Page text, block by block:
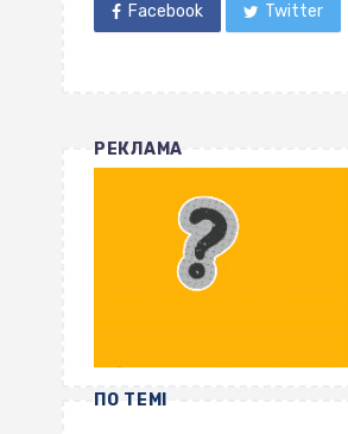
Facebook Twitter
РЕКЛАМА
ПО ТЕМІ